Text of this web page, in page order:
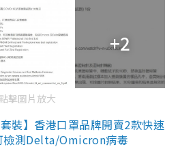
+2
點擊圖片放大
裝】香港口罩品牌開賣2款快速
檢測Delta/Omicron病毒